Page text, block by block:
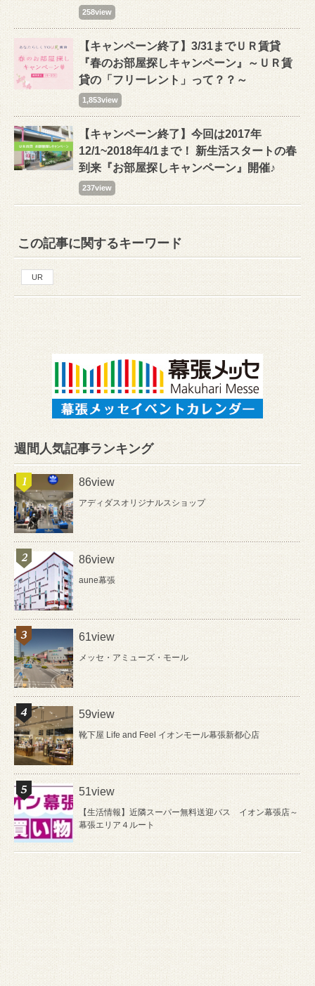
258view
【キャンペーン終了】3/31までＵＲ賃貸
『春のお部屋探しキャンペーン』～ＵＲ賃
貸の「フリーレント」って？？～
1,853view
【キャンペーン終了】今回は2017年
12/1~2018年4/1まで！ 新生活スタートの春
到来『お部屋探しキャンペーン』開催♪
237view
この記事に関するキーワード
UR
週間人気記事ランキング
86view
アディダスオリジナルスショップ
86view
aune幕張
61view
メッセ・アミューズ・モール
59view
靴下屋 Life and Feel イオンモール幕張新都心店
51view
【生活情報】近隣スーパー無料送迎バス イオン幕張店～
幕張エリア４ルート